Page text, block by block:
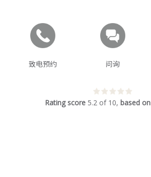
致电预约 问询
Rating score 5.2of 10, based on